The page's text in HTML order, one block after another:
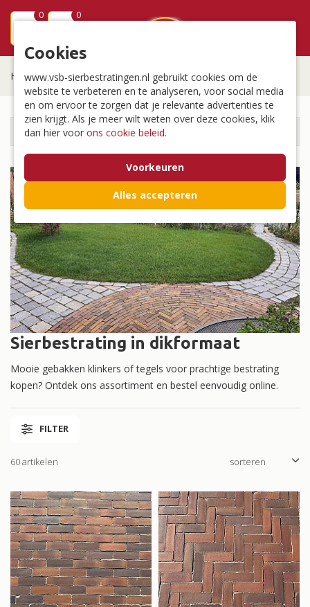
0
0
Home / Bestrating /
Bestrating
Sierbestrating in dikformaat
Mooie gebakken klinkers of tegels voor prachtige bestrating
kopen? Ontdek ons assortiment en bestel eenvoudig online.
FILTER
60 artikelen
Cookies
www.vsb-sierbestratingen.nl gebruikt cookies om de
website te verbeteren en te analyseren, voor social media
en om ervoor te zorgen dat je relevante advertenties te
zien krijgt. Als je meer wilt weten over deze cookies, klik
dan hier voor ons cookie beleid.
Voorkeuren
Alles accepteren